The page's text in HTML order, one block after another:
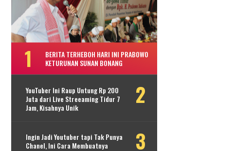
BERITA TERHEBOH HARI INI PRABOWO
KETURUNAN SUNAN BONANG
YouTuber Ini Raup Untung Rp 200
Juta dari Live Streeaming Tidur 7
Jam, Kisahnya Unik
Ingin Jadi Youtuber tapi Tak Punya
Chanel, Ini Cara Membuatnya